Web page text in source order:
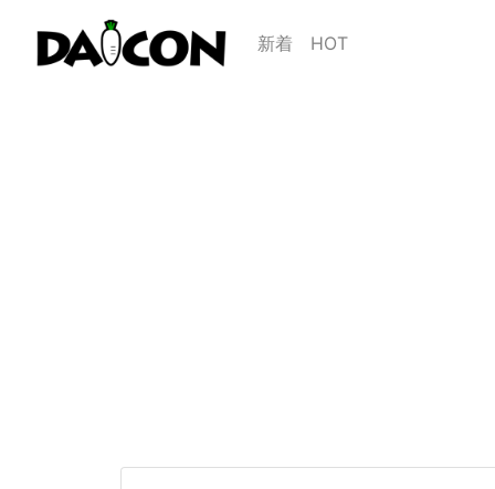
新着 HOT